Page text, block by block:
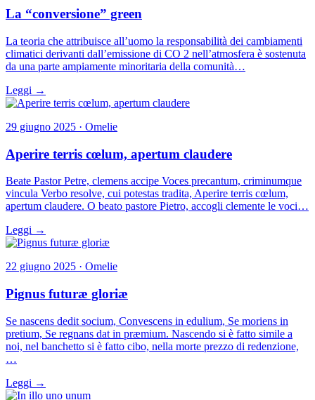
La “conversione” green
La teoria che attribuisce all’uomo la responsabilità dei cambiamenti
climatici derivanti dall’emissione di CO 2 nell’atmosfera è sostenuta
da una parte ampiamente minoritaria della comunità…
Leggi →
29 giugno 2025 · Omelie
Aperire terris cœlum, apertum claudere
Beate Pastor Petre, clemens accipe Voces precantum, criminumque
vincula Verbo resolve, cui potestas tradita, Aperire terris cœlum,
apertum claudere. O beato pastore Pietro, accogli clemente le voci…
Leggi →
22 giugno 2025 · Omelie
Pignus futuræ gloriæ
Se nascens dedit socium, Convescens in edulium, Se moriens in
pretium, Se regnans dat in præmium. Nascendo si è fatto simile a
noi, nel banchetto si è fatto cibo, nella morte prezzo di redenzione,
…
Leggi →